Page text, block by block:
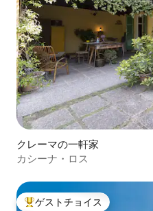
クレーマの一軒家
カシーナ・ロス
大好評のゲストチョイスです。
ゲストチョイス